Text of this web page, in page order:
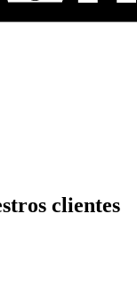
clientes